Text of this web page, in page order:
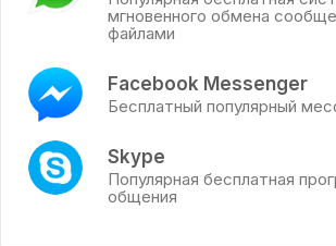
мгновенного обмена
файлами
Facebook Messenger
Бесплатный популярный
Skype
Популярная бесплатная
общения